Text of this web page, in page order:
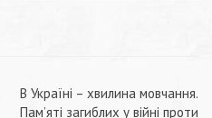
В Україні – хвилина мовчання.
Пам’яті загиблих у війні проти